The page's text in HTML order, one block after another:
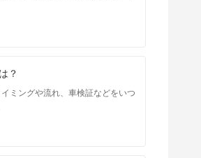
？
ミングや流れ、車検証などをいつ